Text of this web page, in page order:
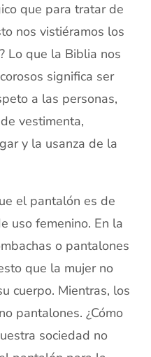
que para tratar de
nos vistiéramos los
Lo que la Biblia nos
significa ser
a las personas,
vestimenta,
y la usanza de la
el pantalón es de
uso femenino. En la
o pantalones
que la mujer no
cuerpo. Mientras, los
pantalones. ¿Cómo
sociedad no